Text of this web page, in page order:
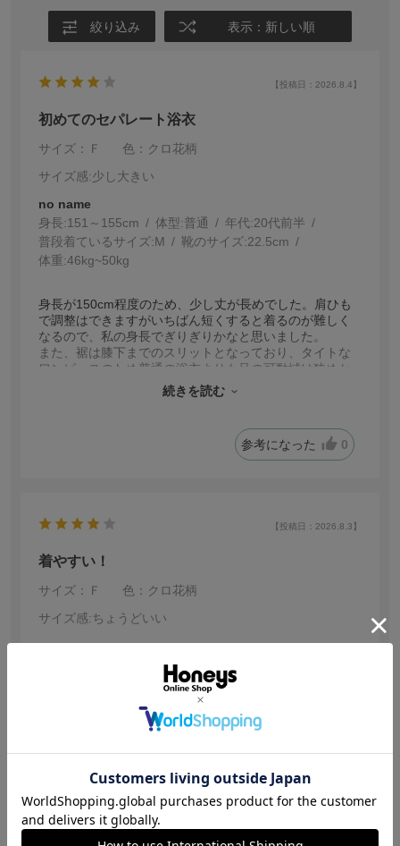
絞り込み 表示：新しい順
【投稿日：2026.8.4】
初めてのセパレート浴衣
サイズ：Ｆ
色：クロ花柄
サイズ感:少し大きい
no name
身長:151～155cm 体型:普通 年代:20代前半
普段着ているサイズ:M 靴のサイズ:22.5cm
体重:46kg~50kg
身長が150cm程度のため、少し丈が長めでした。肩ひも
で調整はできますがいちばん短くすると着るのが難しく
なるので、私の身長でぎりぎりかなと思いました。
また、裾は膝下までのスリットとなっており、タイトな
ワンピースのため普通の浴衣よりも足の可動域は狭めか
もしれません。歩きにくいことを想定した上で着るのが
と、はだける心配がないことから購入して良かったと思
います。もっと多様な柄が増えたらまた購入したいで
続きを読む
参考になった 0
【投稿日：2026.8.3】
着やすい！
サイズ：Ｆ
色：クロ花柄
サイズ感:ちょうどいい
no name
体型:
普段着ているサイズ:
46kg~50kg
参考になった 3